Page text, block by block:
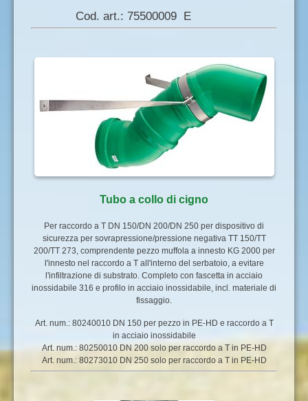
Cod. art.: 75500009 E
Tubo a collo di cigno
Per raccordo a T DN 150/DN 200/DN 250 per dispositivo di
sicurezza per sovrapressione/pressione negativa TT 150/TT
200/TT 273, comprendente pezzo muffola a innesto KG 2000 per
l'innesto nel raccordo a T all'interno del serbatoio, a evitare
l'infiltrazione di substrato. Completo con fascetta in acciaio
inossidabile 316 e profilo in acciaio inossidabile, incl. materiale di
fissaggio.
Art. num.: 80240010 DN 150 per pezzo in PE-HD e raccordo a T
in acciaio inossidabile
Art. num.: 80250010 DN 200 solo per raccordo a T in PE-HD
Art. num.: 80273010 DN 250 solo per raccordo a T in PE-HD